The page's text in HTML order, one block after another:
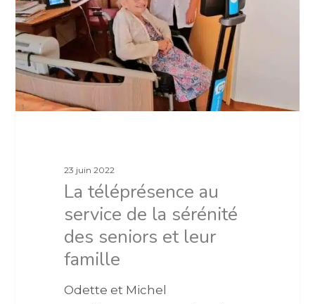
23 juin 2022
La téléprésence au
service de la sérénité
des seniors et leur
famille
Odette et Michel